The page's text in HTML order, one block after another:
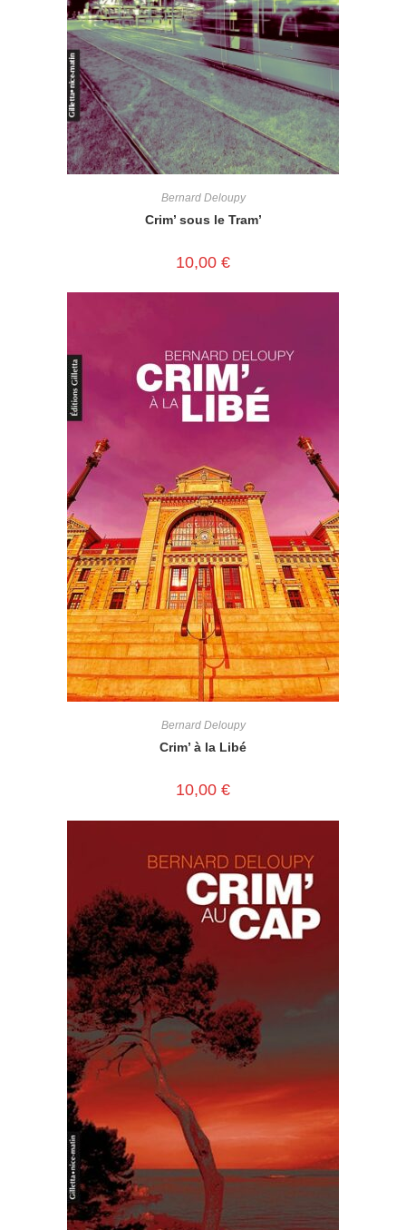
Bernard Deloupy
Crim’ sous le Tram’
10,00 €
Bernard Deloupy
Crim’ à la Libé
10,00 €